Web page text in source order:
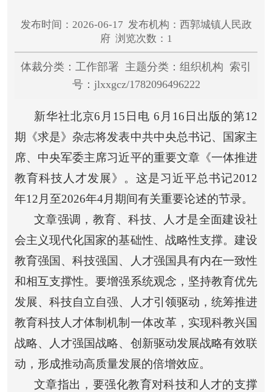
发布时间：2026-06-17 发布机构：西郭城镇人民政
府 浏览次数：1
体裁分类：工作部署 主题分类：组织机构 索引
号：jlxxgcz/1782096496222
新华社北京6月15日电 6月16日出版的第12
期《求是》杂志将发表中共中央总书记、国家主
席、中央军委主席习近平的重要文章《一体推进
教育科技人才发展》。这是习近平总书记2012
年12月至2026年4月期间有关重要论述的节录。
文章强调，教育、科技、人才是全面建设社
会主义现代化国家的基础性、战略性支撑。建设
教育强国、科技强国、人才强国具有内在一致性
和相互支撑性。要增强系统观念，坚持教育优先
发展、科技自立自强、人才引领驱动，统筹推进
教育科技人才体制机制一体改革，实现科教兴国
战略、人才强国战略、创新驱动发展战略有效联
动，形成推动高质量发展的倍增效应。
文章指出，要强化教育对科技和人才的支撑